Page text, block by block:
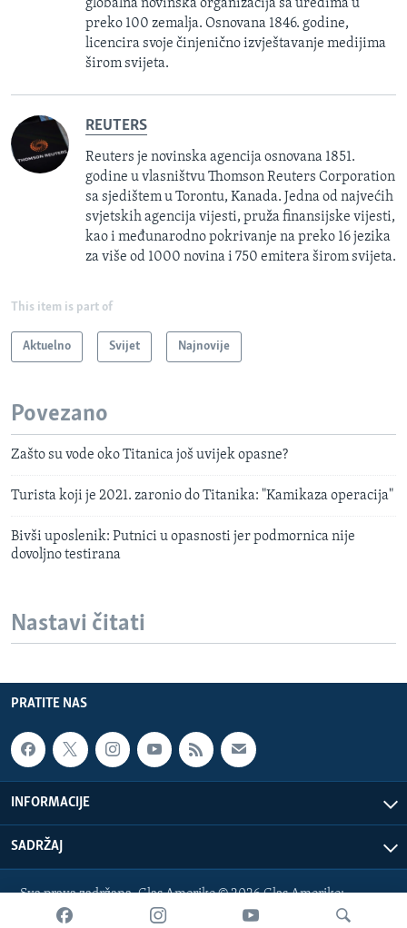
globalna novinska organizacija sa uredima u
preko 100 zemalja. Osnovana 1846. godine,
licencira svoje činjenično izvještavanje medijima
širom svijeta.
REUTERS
Reuters je novinska agencija osnovana 1851.
godine u vlasništvu Thomson Reuters Corporation
sa sjedištem u Torontu, Kanada. Jedna od najvećih
svjetskih agencija vijesti, pruža finansijske vijesti,
kao i međunarodno pokrivanje na preko 16 jezika
za više od 1000 novina i 750 emitera širom svijeta.
This item is part of
Aktuelno Svijet Najnovije
Povezano
Zašto su vode oko Titanica još uvijek opasne?
Turista koji je 2021. zaronio do Titanika: "Kamikaza operacija"
Bivši uposlenik: Putnici u opasnosti jer podmornica nije
dovoljno testirana
Nastavi čitati
PRATITE NAS
INFORMACIJE
SADRŽAJ
Sva prava zadržana. Glas Amerike © 2026 Glas Amerike:
bosnian-service@voanews.com